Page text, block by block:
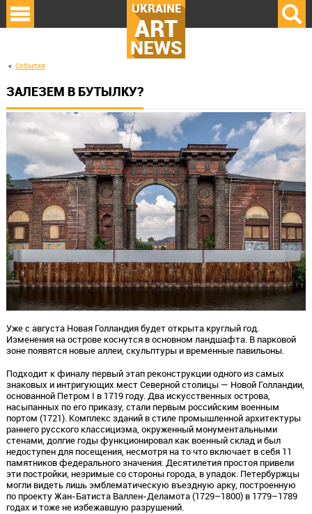
UKRAINE
ART
NEWS
События
ЗАЛЕЗЕМ В БУТЫЛКУ?
Уже с августа Новая Голландия будет открыта круглый год.
Изменения на острове коснутся в основном ландшафта. В парковой
зоне появятся новые аллеи, скульптуры и временные павильоны.
Подходит к финалу первый этап реконструкции одного из самых
знаковых и интригующих мест Северной столицы — Новой Голландии,
основанной Петром I в 1719 году. Два искусственных острова,
насыпанных по его приказу, стали первым российским военным
портом (1721). Комплекс зданий в стиле промышленной архитектуры
раннего русского классицизма, окруженный монументальными
стенами, долгие годы функционировал как военный склад и был
недоступен для посещения, несмотря на то что включает в себя 11
памятников федерального значения. Десятилетия простоя привели
эти постройки, незримые со стороны города, в упадок. Петербуржцы
могли видеть лишь эмблематическую въездную арку, построенную
по проекту Жан-Батиста Валлен-Деламота (1729–1800) в 1779–1789
годах и тоже не избежавшую разрушений.